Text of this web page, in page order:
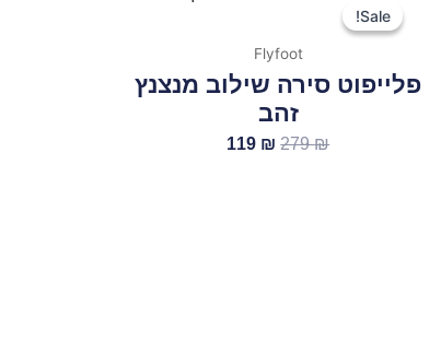
Sale!
Sale!
Flyfoot
פלייפוט סירה שילוב מנצנץ
זהב
279₪
279 ₪.
119 ₪